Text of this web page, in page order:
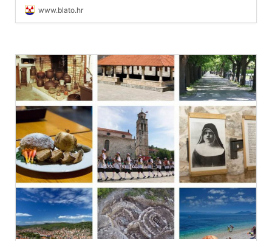
službenicima i namještenicima u lokalnoj i područnoj
(regionalnoj) samoupravi (NN 86/08, 61/11, 04/18,
www.blato.hr